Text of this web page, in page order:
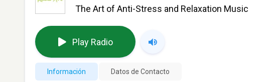
The Art of Anti-Stress and Relaxation Music
Play Radio
Información Datos de Contacto